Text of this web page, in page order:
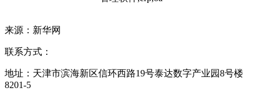
来源：新华网
联系方式：
地址：天津市滨海新区信环西路19号泰达数字产业园8号楼
8201-5